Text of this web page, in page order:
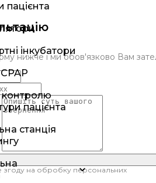
нижче і ми обов'язково Вам
згоду на обробку персональних
пацієнта
інкубатори
пацієнта
станція